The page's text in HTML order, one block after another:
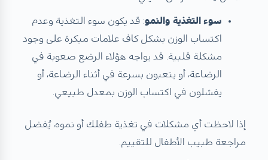
سوء التغذية والنمو: قد يكون سوء التغذية وعدم
اكتساب الوزن بشكل كاف علامات مبكرة على وجود
مشكلة قلبية. قد يواجه هؤلاء الرضع صعوبة في
الرضاعة، أو يتعبون بسرعة في أثناء الرضاعة، أو
يفشلون في اكتساب الوزن بمعدل طبيعي.
إذا لاحظت أي مشكلات في تغذية طفلك أو نموه، يُفضل
مراجعة طبيب الأطفال للتقييم.